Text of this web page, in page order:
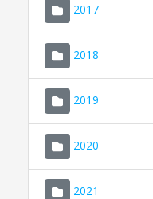
2017
2018
2019
2020
2021